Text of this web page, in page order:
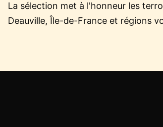
La sélection met à l'honneur les
Deauville, Île-de-France et régions